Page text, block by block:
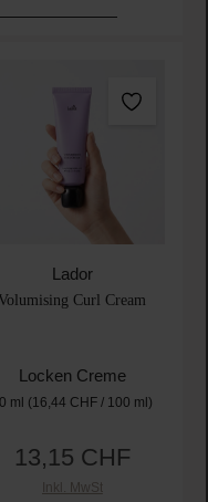
Lador
Volumising Curl Cream
Locken Creme
ml (16,44 CHF / 100 ml)
Regulärer Preis:
13,15 CHF
Inkl. MwSt